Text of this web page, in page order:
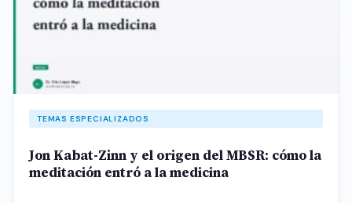
TEMAS ESPECIALIZADOS
Jon Kabat-Zinn y el origen del MBSR: cómo la
meditación entró a la medicina